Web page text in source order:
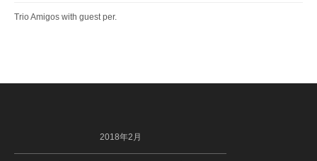
Trio Amigos with guest per.
2018年2月